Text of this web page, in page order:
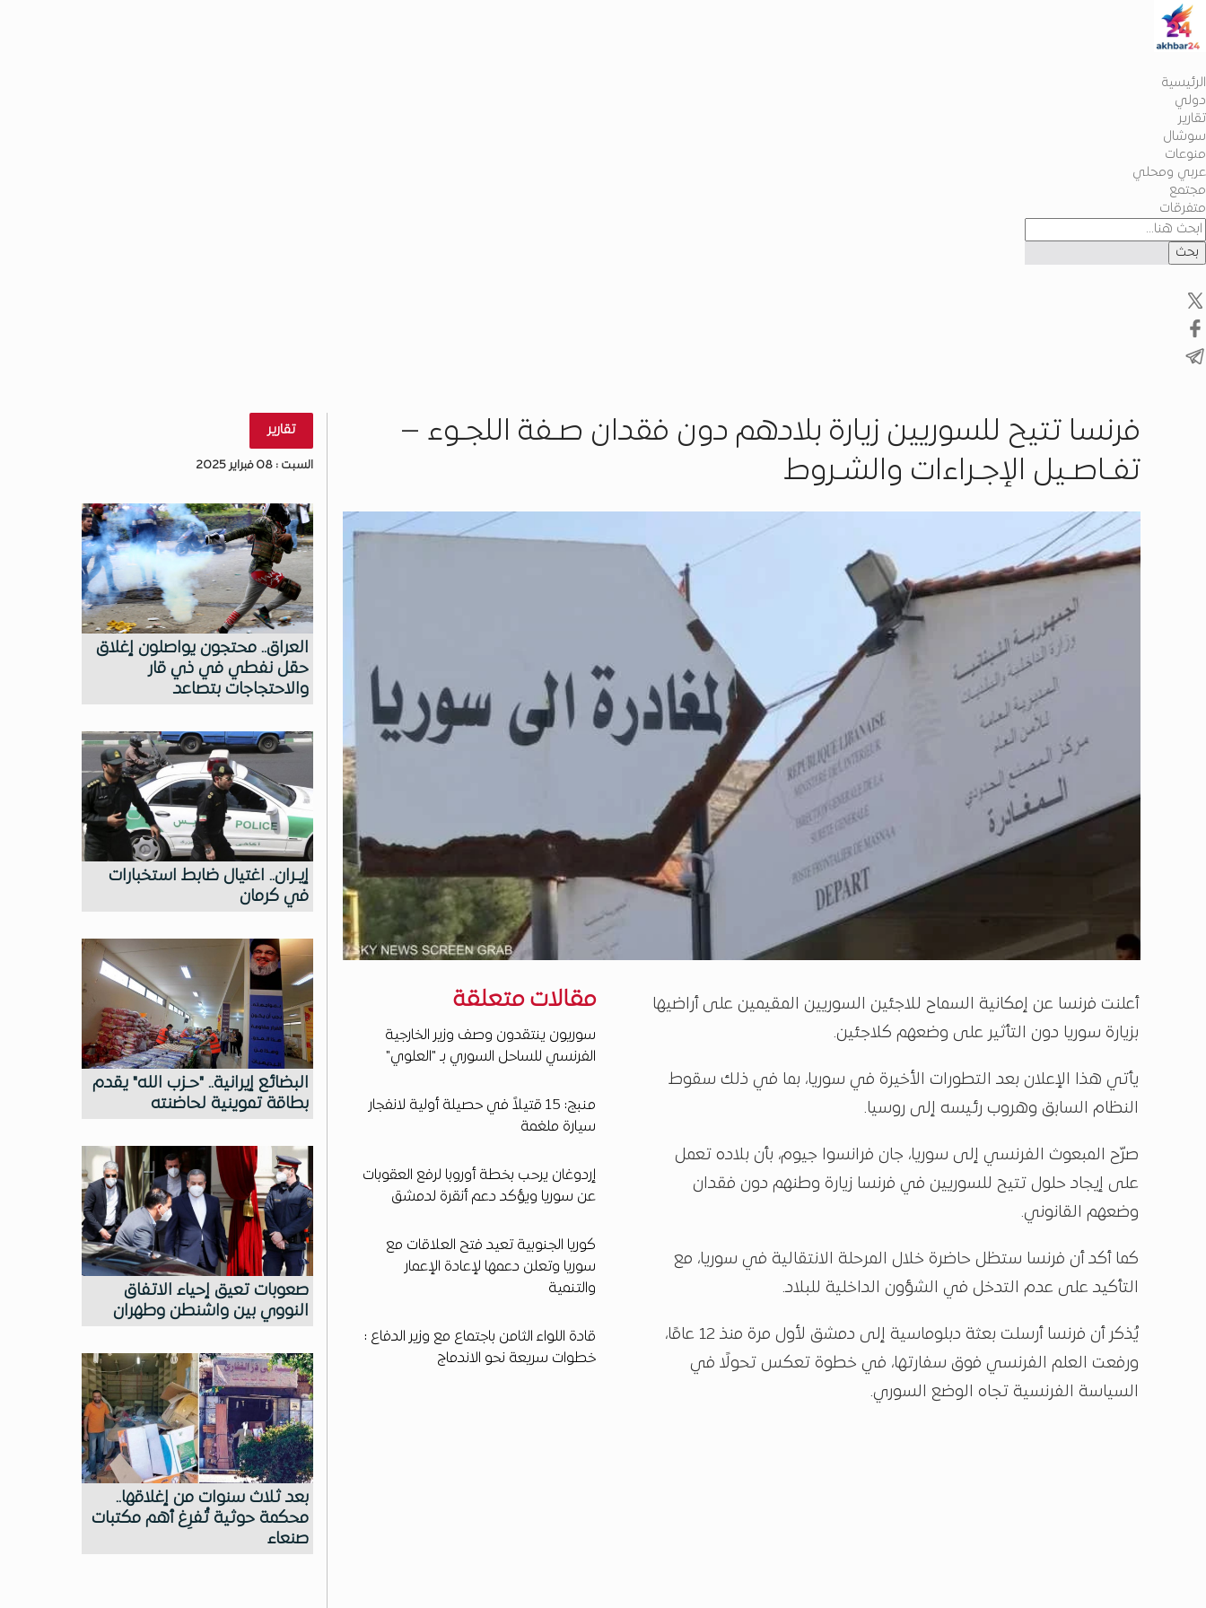
الرئيسية
دولي
تقارير
سوشال
منوعات
عربي ومحلي
مجتمع
متفرقات
بحث
فرنسا تتيح للسوريين زيارة بلادهم دون فقدان صـفة اللجـوء –
تفـاصـيل الإجـراءات والشـروط
أعلنت فرنسا عن إمكانية السماح للاجئين السوريين المقيمين على أراضيها
بزيارة سوريا دون التأثير على وضعهم كلاجئين.
يأتي هذا الإعلان بعد التطورات الأخيرة في سوريا، بما في ذلك سقوط
النظام السابق وهروب رئيسه إلى روسيا.
صرّح المبعوث الفرنسي إلى سوريا، جان فرانسوا جيوم، بأن بلاده تعمل
على إيجاد حلول تتيح للسوريين في فرنسا زيارة وطنهم دون فقدان
وضعهم القانوني.
كما أكد أن فرنسا ستظل حاضرة خلال المرحلة الانتقالية في سوريا، مع
التأكيد على عدم التدخل في الشؤون الداخلية للبلاد.
يُذكر أن فرنسا أرسلت بعثة دبلوماسية إلى دمشق لأول مرة منذ 12 عامًا،
ورفعت العلم الفرنسي فوق سفارتها، في خطوة تعكس تحولًا في
السياسة الفرنسية تجاه الوضع السوري.
مقالات متعلقة
سوريون ينتقدون وصف وزير الخارجية
الفرنسي للساحل السوري بـ "العلوي"
منبج: 15 قتيلاً في حصيلة أولية لانفجار
سيارة ملغمة
إردوغان يرحب بخطة أوروبا لرفع العقوبات
عن سوريا ويؤكد دعم أنقرة لدمشق
كوريا الجنوبية تعيد فتح العلاقات مع
سوريا وتعلن دعمها لإعادة الإعمار
والتنمية
قادة اللواء الثامن باجتماع مع وزير الدفاع :
خطوات سريعة نحو الاندماج
تقارير
السبت : 08 فبراير 2025
العراق.. محتجون يواصلون إغلاق
حقل نفطي في ذي قار
والاحتجاجات بتصاعد
إيـران.. اغتيال ضابط استخبارات
في كرمان
البضائع إيرانية.. "حـزب الله" يقدم
بطاقة تموينية لحاضنته
صعوبات تعيق إحياء الاتفاق
النووي بين واشنطن وطهران
بعد ثلاث سنوات من إغلاقها..
محكمة حوثية تُفرِغ أهم مكتبات
صنعاء